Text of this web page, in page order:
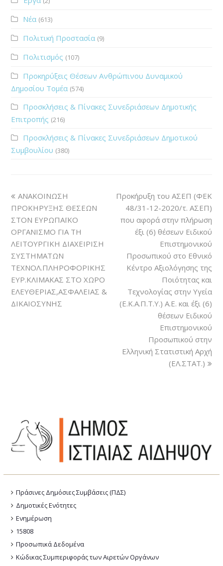
Νέα (613)
Πολιτική Προστασία (9)
Πολιτισμός (107)
Προκηρύξεις Θέσεων Ανθρώπινου Δυναμικού
Δημοσίου Τομέα (574)
Προσκλήσεις & Πίνακες Συνεδριάσεων Δημοτικής
Επιτροπής (216)
Προσκλήσεις & Πίνακες Συνεδριάσεων Δημοτικού
Συμβουλίου (380)
ΑΝΑΚΟΙΝΩΣΗ
ΠΡΟΚΗΡΥΞΗΣ ΘΕΣΕΩΝ
ΣΤΟΝ ΕΥΡΩΠΑΪΚΟ
ΟΡΓΑΝΙΣΜΟ ΓΙΑ ΤΗ
ΛΕΙΤΟΥΡΓΙΚΗ ΔΙΑΧΕΙΡΙΣΗ
ΣΥΣΤΗΜΑΤΩΝ
ΤΕΧΝΟΛ.ΠΛΗΡΟΦΟΡΙΚΗΣ
ΕΥΡ.ΚΛΙΜΑΚΑΣ ΣΤΟ ΧΩΡΟ
ΕΛΕΥΘΕΡΙΑΣ,ΑΣΦΑΛΕΙΑΣ &
ΔΙΚΑΙΟΣΥΝΗΣ
Προκήρυξη του ΑΣΕΠ (ΦΕΚ
48/31-12-2020/τ. ΑΣΕΠ)
που αφορά στην πλήρωση
έξι (6) θέσεων Ειδικού
Επιστημονικού
Προσωπικού στο Εθνικό
Κέντρο Αξιολόγησης της
Ποιότητας και
Τεχνολογίας στην Υγεία
(Ε.Κ.Α.Π.Τ.Υ.) Α.Ε. και έξι (6)
θέσεων Ειδικού
Επιστημονικού
Προσωπικού στην
Ελληνική Στατιστική Αρχή
(ΕΛ.ΣΤΑΤ.)
Πράσινες Δημόσιες Συμβάσεις (ΠΔΣ)
Δημοτικές Ενότητες
Ενημέρωση
15808
Προσωπικά Δεδομένα
Κώδικας Συμπεριφοράς των Αιρετών Οργάνων